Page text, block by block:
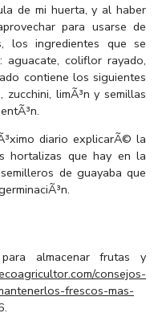
de mi huerta, y al haber
para usarse de
los ingredientes que se
coliflor rayado,
contiene los siguientes
limÃ³n y semillas
diario explicarÃ© la
hortalizas que hay en la
de guayaba que
almacenar frutas y
consejos-
frescos-mas-